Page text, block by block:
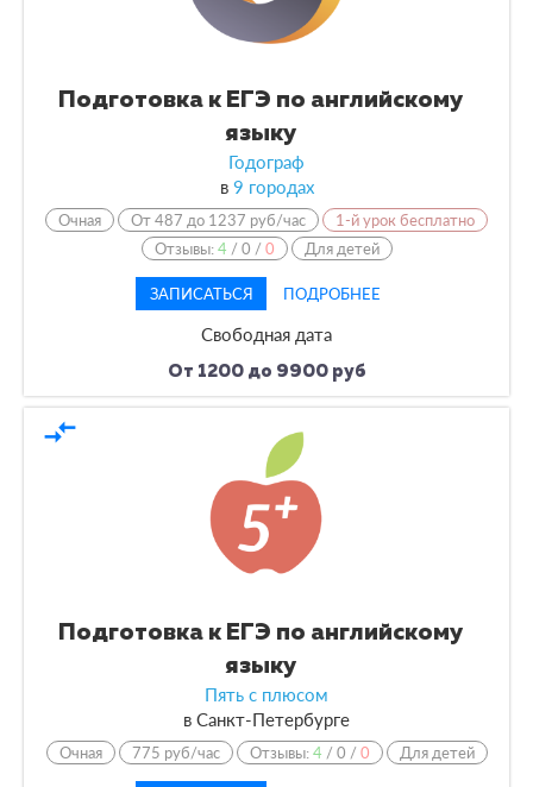
Подготовка к ЕГЭ по английскому
языку
Годограф
в 9 городах
Очная От 487 до 1237 руб/час
1-й урок бесплатно
Отзывы:4 /0 /0 Для детей
ЗАПИСАТЬСЯ ПОДРОБНЕЕ
Свободная дата
От 1200 до 9900 руб
compare_arrows
Подготовка к ЕГЭ по английскому
языку
Пять с плюсом
в Санкт-Петербурге
Очная 775 руб/час Отзывы:4 /0 /0 Для детей
По языку обучения